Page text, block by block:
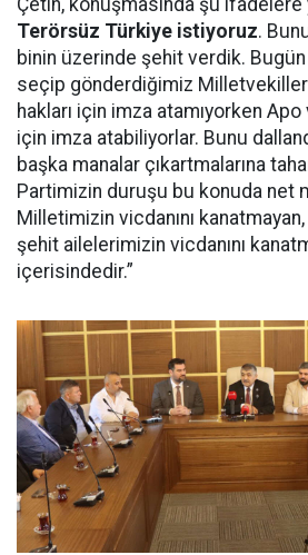
Çetin, konuşmasında şu ifadelere
Terörsüz Türkiye istiyoruz.
binin üzerinde şehit verdik. Bugün
seçip gönderdiğimiz
hakları için imza atamıyorken
için imza atabiliyorlar. Bunu
başka manalar çıkartmalarına
Partimizin duruşu bu konuda net
Milletimizin vicdanını
şehit ailelerimizin vicdanını
içerisindedir.”